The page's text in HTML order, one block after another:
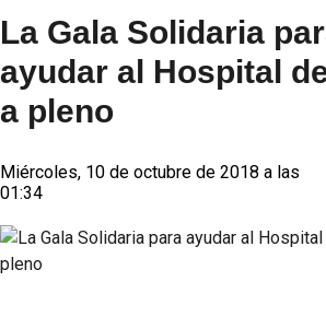
La Gala Solidaria
ayudar al Hospital
a pleno
Miércoles, 10 de octubre de 2018 a las
01:34